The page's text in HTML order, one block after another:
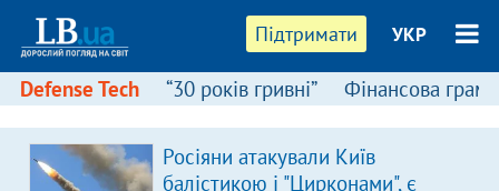
Підтримати УКР
Defense Tech “30 років гривні” Фінансова
Росіяни атакували Київ
балістикою і "Цирконами", є